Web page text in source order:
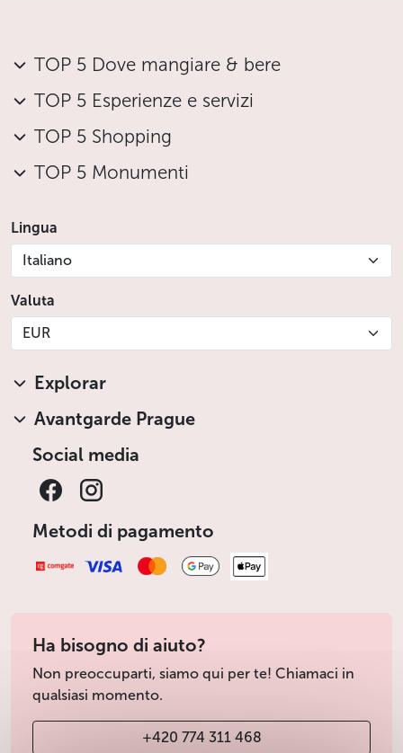
TOP 5 Dove mangiare & bere
TOP 5 Esperienze e servizi
TOP 5 Shopping
TOP 5 Monumenti
Lingua
Italiano
Valuta
EUR
Explorar
Avantgarde Prague
Social media
Metodi di pagamento
Ha bisogno di aiuto?
Non preoccuparti, siamo qui per te! Chiamaci in
qualsiasi momento.
+420 774 311 468